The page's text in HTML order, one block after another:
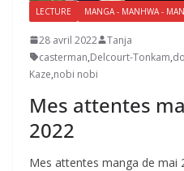
LECTURE MANGA - MANHWA -
28 avril 2022
Tanja
casterman,Delcourt-Tonkam,
Kaze,nobi nobi
Mes attentes
2022
Mes attentes manga de mai